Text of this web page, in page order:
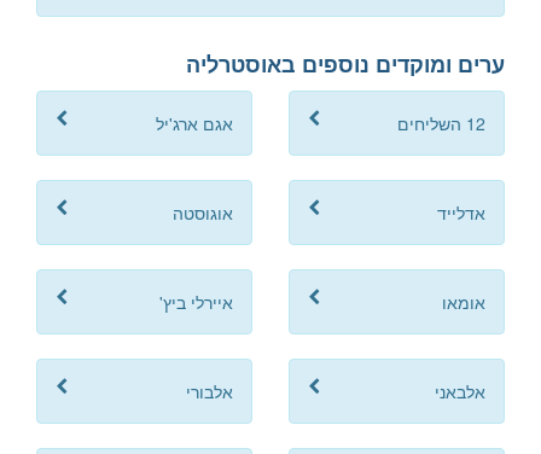
ערים ומוקדים נוספים באוסטרליה
12 השליחים אגם ארג'יל
אדלייד אוגוסטה
אומאו איירלי ביץ'
אלבאני אלבורי